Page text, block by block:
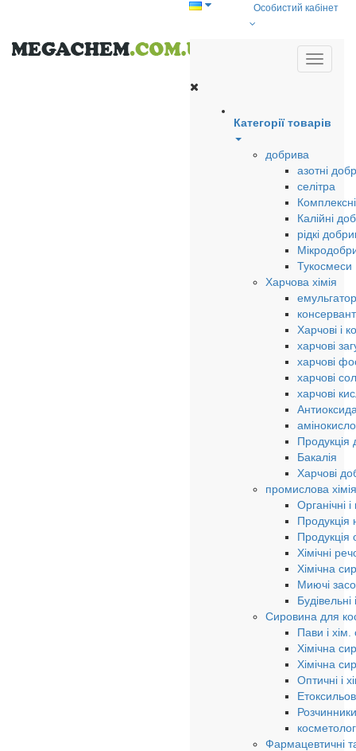
Особистий кабінет
Категорії товарів
добрива
азотні
селітра
Калійні
рідкі
Тукосмеси
Харчова хімія
Харчові і
харчові
харчові
харчові
харчові
Продукція
Бакалія
Харчові
промислова хімія
Органічні
Продукція
Продукція
Хімічні
Хімічна
Миючі
Сировина для
Пави і
Хімічна
Хімічна
Оптичні і
Фармацевтичні